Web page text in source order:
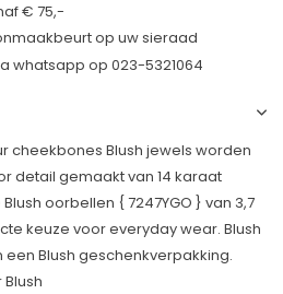
€ 75,-
op uw sieraad
whatsapp op 023-5321064
cheekbones Blush jewels worden
detail gemaakt van 14 karaat
oorbellen { 7247YGO } van 3,7
keuze voor everyday wear. Blush
Blush geschenkverpakking.